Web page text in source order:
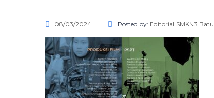
08/03/2024 Posted by: Editorial SMKN3 Batu